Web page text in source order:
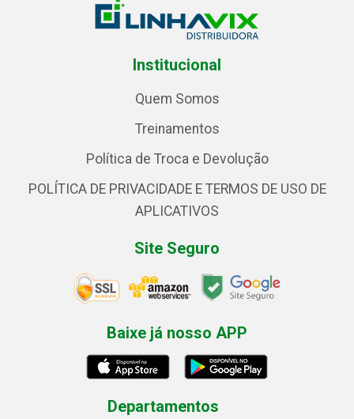
Institucional
Quem Somos
Treinamentos
Política de Troca e Devolução
POLÍTICA DE PRIVACIDADE E TERMOS DE USO DE
APLICATIVOS
Site Seguro
Baixe já nosso APP
Departamentos